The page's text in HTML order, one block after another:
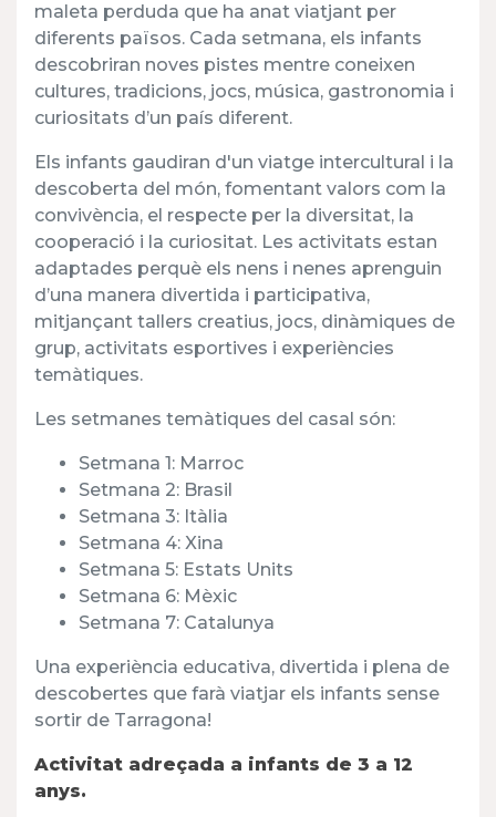
maleta perduda que ha anat viatjant per
diferents països. Cada setmana, els infants
descobriran noves pistes mentre coneixen
cultures, tradicions, jocs, música, gastronomia i
curiositats d’un país diferent.
Els infants gaudiran d'un viatge intercultural i la
descoberta del món, fomentant valors com la
convivència, el respecte per la diversitat, la
cooperació i la curiositat. Les activitats estan
adaptades perquè els nens i nenes aprenguin
d’una manera divertida i participativa,
mitjançant tallers creatius, jocs, dinàmiques de
grup, activitats esportives i experiències
temàtiques.
Les setmanes temàtiques del casal són:
Setmana 1: Marroc
Setmana 2: Brasil
Setmana 3: Itàlia
Setmana 4: Xina
Setmana 5: Estats Units
Setmana 6: Mèxic
Setmana 7: Catalunya
Una experiència educativa, divertida i plena de
descobertes que farà viatjar els infants sense
sortir de Tarragona!
Activitat adreçada a infants de 3 a 12
anys.